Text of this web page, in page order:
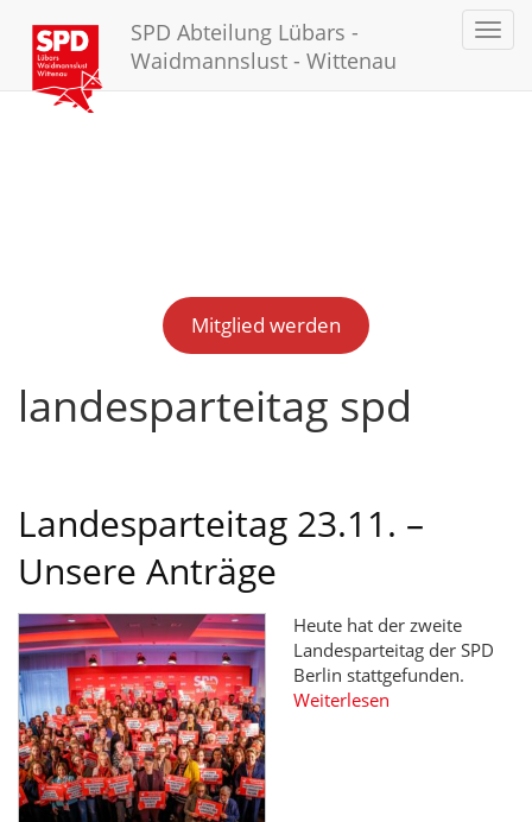
SPD Abteilung Lübars -
Waidmannslust - Wittenau
Mitglied werden
landesparteitag spd
Landesparteitag 23.11. –
Unsere Anträge
Heute hat der zweite
Landesparteitag der SPD
Berlin stattgefunden.
Weiterlesen